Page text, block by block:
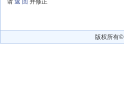
请 返 回 并修正
版权所有©